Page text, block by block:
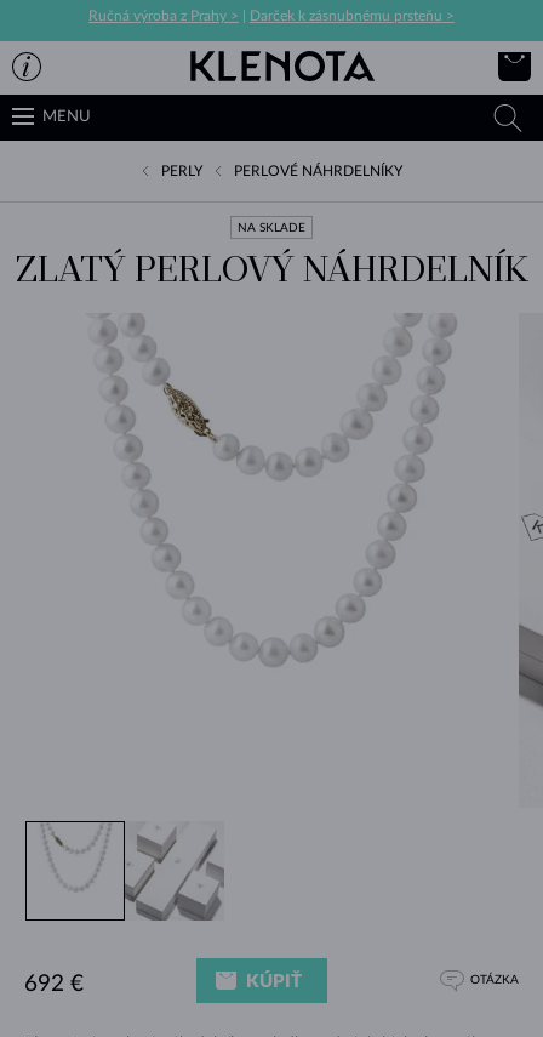
Ručná výroba z Prahy > Darček k zásnubnému prsteňu >
MENU
PERLY PERLOVÉ NÁHRDELNÍKY
NA SKLADE
ZLATÝ PERLOVÝ NÁHRDELNÍK
692 € KÚPIŤ OTÁZKA